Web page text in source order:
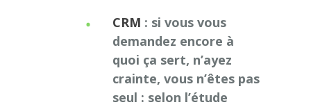
CRM : si vous vous
demandez encore à
quoi ça sert, n’ayez
crainte, vous n’êtes pas
seul : selon l’étude